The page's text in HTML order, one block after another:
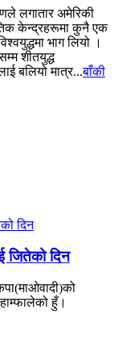
लगातार अमेरिकी
केन्द्रहरूमा कुनै एक
भाग लियो ।
शीतयुद्ध
बलियो मात्र...बाँकी
जितेको दिन
हुँ।